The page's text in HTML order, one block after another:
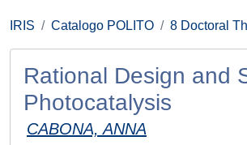
IRIS Catalogo POLITO 8 Doctoral
Rational Design and
Photocatalysis
CABONA, ANNA